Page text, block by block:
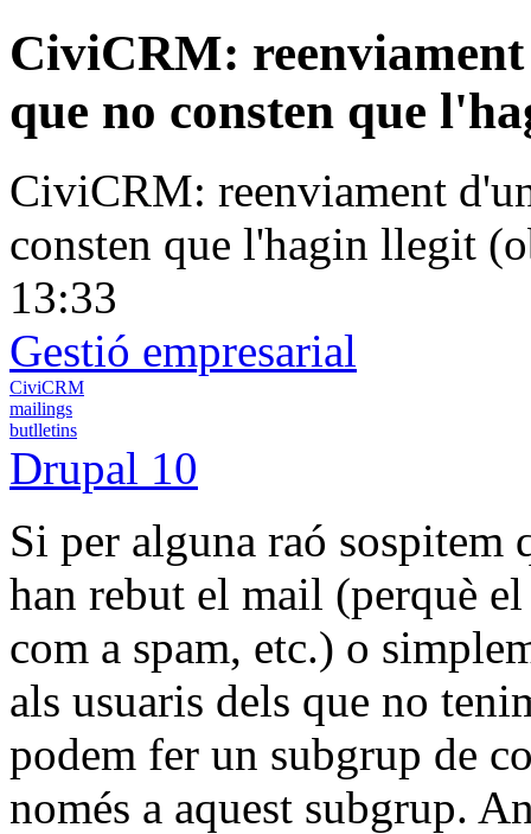
CiviCRM:
que no consten que
CiviCRM: reenviament
consten que l'hagin llegit
13:33
Gestió empresarial
CiviCRM
mailings
butlletins
Drupal 10
Si per alguna raó sospitem
han rebut el mail (perquè
com a spam, etc.) o
als usuaris dels que no
podem fer un subgrup de
només a aquest subgrup.